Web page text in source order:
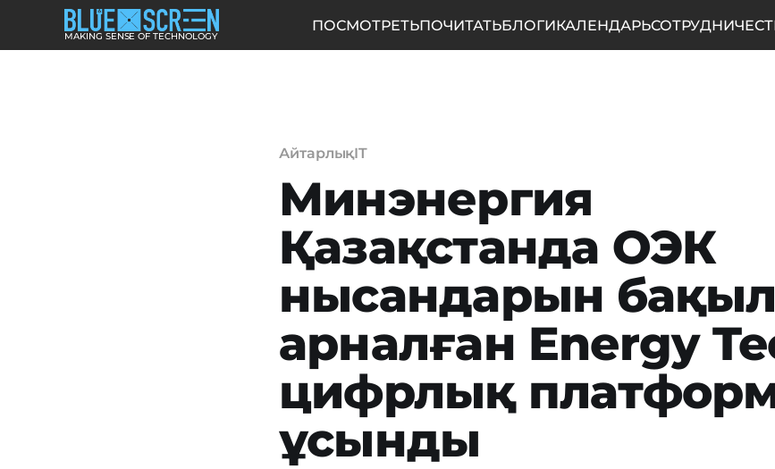
MAKING SENSE OF TECHNOLOGY
ПОСМОТРЕТЬПОЧИТАТЬБЛОГИКАЛЕНДАРЬ
АйтарлықIT
Минэнергия
Қазақстанда ОЭК
нысандарын
арналған Energy
цифрлық
ұсынды